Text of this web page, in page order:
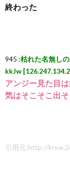
終わった
945 :枯れた名無し
kkJw
アンジー見た目
気はそこそこ出そ
引用元:http://